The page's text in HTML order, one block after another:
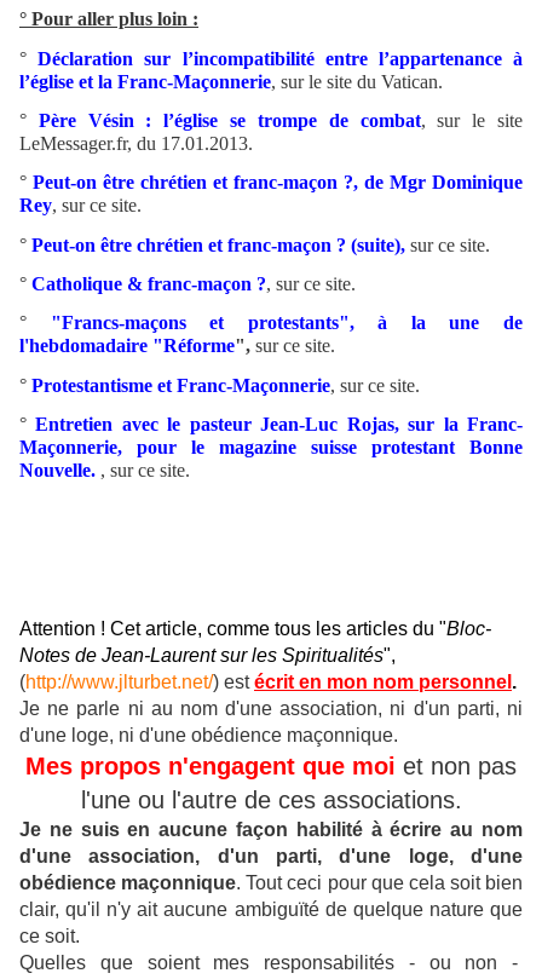
° Pour aller plus loin :
°Déclaration sur l’incompatibilité entre l’appartenance à
l’église et la Franc-Maçonnerie, sur le site du Vatican.
° Père Vésin : l’église se trompe de combat, sur le site
LeMessager.fr, du 17.01.2013.
° Peut-on être chrétien et franc-maçon ?, de Mgr Dominique
Rey, sur ce site.
° Peut-on être chrétien et franc-maçon ? (suite), sur ce site.
° Catholique & franc-maçon ?, sur ce site.
° "Francs-maçons et protestants", à la une de
l'hebdomadaire "Réforme", sur ce site.
° Protestantisme et Franc-Maçonnerie, sur ce site.
°Entretien avec le pasteur Jean-Luc Rojas, sur la Franc-
Maçonnerie, pour le magazine suisse protestant Bonne
Nouvelle. , sur ce site.
Attention ! Cet article, comme tous les articles du "Bloc-
Notes de Jean-Laurent sur les Spiritualités",
(http://www.jlturbet.net/) estécrit en mon nom personnel .
Je ne parle ni au nom d'une association, ni d'un parti, ni
d'une loge, ni d'une obédience maçonnique.
Mes propos n'engagent que moi et non pas
l'une ou l'autre de ces associations.
Je ne suis en aucune façon habilité à écrire au nom
d'une association, d'un parti, d'une loge, d'une
obédience maçonnique.Tout ceci pour que cela soit bien
clair, qu'il n'y ait aucune ambiguïté de quelque nature que
ce soit.
Quelles que soient mes responsabilités - ou non -